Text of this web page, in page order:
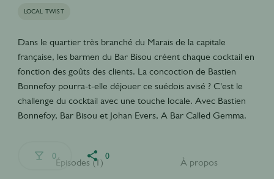
LOCAL TWIST
Dans le quartier très branché du Marais de la capitale
française, les barmen du Bar Bisou créent chaque cocktail en
fonction des goûts des clients. La concoction de Bastien
Bonnefoy pourra-t-elle déjouer ce suédois avisé ? C'est le
challenge du cocktail avec une touche locale. Avec Bastien
Bonnefoy, Bar Bisou et Johan Evers, A Bar Called Gemma.
0 0
Épisodes (1) À propos